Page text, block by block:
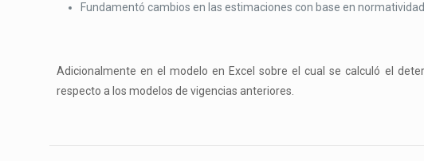
Fundamentó cambios en las estimaciones con base en
Adicionalmente en el modelo en Excel sobre el cual se calculó el
respecto a los modelos de vigencias anteriores.